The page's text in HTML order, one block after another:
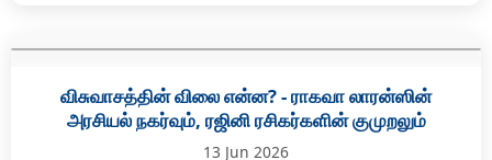
விசுவாசத்தின் விலை என்ன? - ராகவா லாரன்ஸின்
அரசியல் நகர்வும், ரஜினி ரசிகர்களின் குமுறலும்
13 Jun 2026